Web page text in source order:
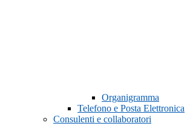
Organigramma
Telefono e Posta Elettronica
Consulenti e collaboratori